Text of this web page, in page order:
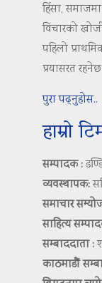
हिंसा,
विचारको
पहिलो
प्रयासरत रहनेछ
पुरा पढ्नुहोस..
हाम्रो
सम्पादक :
व्यवस्थापक:
समाचार
साहित्य
सम्बाददाता :
काठमाडौं